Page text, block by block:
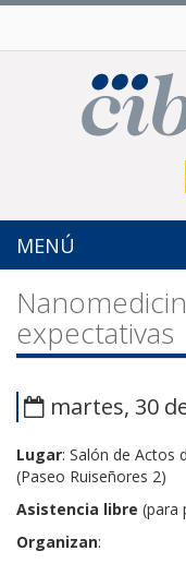
MENÚ
expectativas
martes, 30
Lugar: Salón de Actos
(Paseo Ruiseñores 2)
Asistencia libre (para
Organizan: